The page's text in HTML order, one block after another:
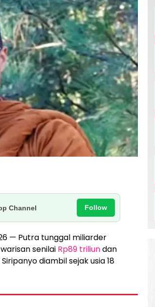
Channel Follow
— Putra tunggal miliarder
senilai Rp89 triliundan
diambil sejak usia 18